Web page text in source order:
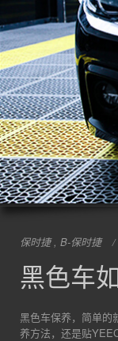
保时捷 , B-保时捷
黑色车
黑色车保养，简单的
养方法，还是贴